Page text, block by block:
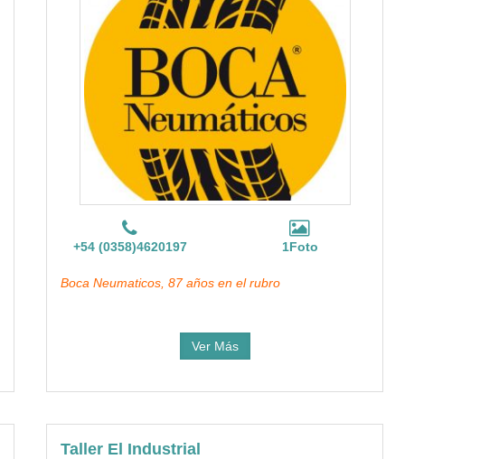
+54 (0358)4620197 1Foto
Boca Neumaticos, 87 años en el rubro
Ver Más
Taller El Industrial